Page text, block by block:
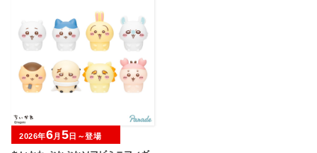
2026年6月 5日～登場